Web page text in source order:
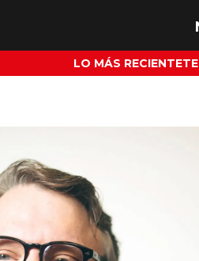
LO MÁS RECIENTE